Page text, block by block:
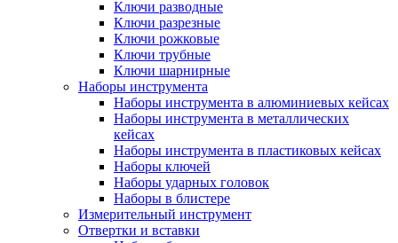
Ключи разводные
Ключи разрезные
Ключи рожковые
Ключи трубные
Ключи шарнирные
Наборы инструмента
Наборы инструмента в алюминиевых кейсах
Наборы инструмента в металлических
кейсах
Наборы инструмента в пластиковых кейсах
Наборы ключей
Наборы ударных головок
Наборы в блистере
Измерительный инструмент
Отвертки и вставки